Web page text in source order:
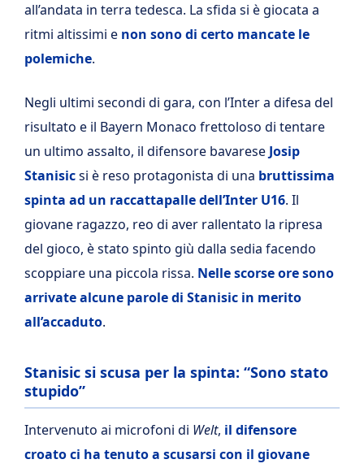
all’andata in terra tedesca. La sfida si è giocata a
ritmi altissimi e non sono di certo mancate le
polemiche.
Negli ultimi secondi di gara, con l’Inter a difesa del
risultato e il Bayern Monaco frettoloso di tentare
un ultimo assalto, il difensore bavarese Josip
Stanisicsi è reso protagonista di una bruttissima
spinta ad un raccattapalle dell’Inter U16. Il
giovane ragazzo, reo di aver rallentato la ripresa
del gioco, è stato spinto giù dalla sedia facendo
scoppiare una piccola rissa. Nelle scorse ore sono
arrivate alcune parole di Stanisic in merito
all’accaduto.
Stanisic si scusa per la spinta: “Sono stato
stupido”
Intervenuto ai microfoni di Welt, il difensore
croato ci ha tenuto a scusarsi con il giovane